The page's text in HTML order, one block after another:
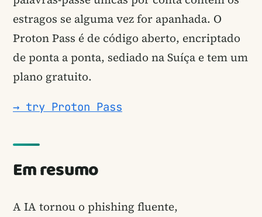
estragos se alguma vez for apanhada. O
Proton Pass é de código aberto, encriptado
de ponta a ponta, sediado na Suíça e tem um
plano gratuito.
→ try Proton Pass
Em resumo
A IA tornou o phishing fluente,